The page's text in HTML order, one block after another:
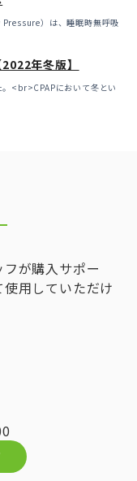
）は、睡眠時無呼吸
年冬版】
<br>CPAPにおいて冬とい
が購入サポー
用していただけ